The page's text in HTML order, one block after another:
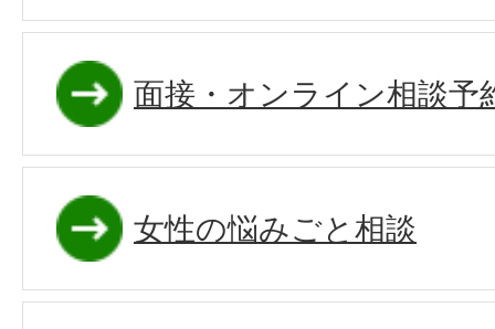
面接・オンライン相談予
女性の悩みごと相談